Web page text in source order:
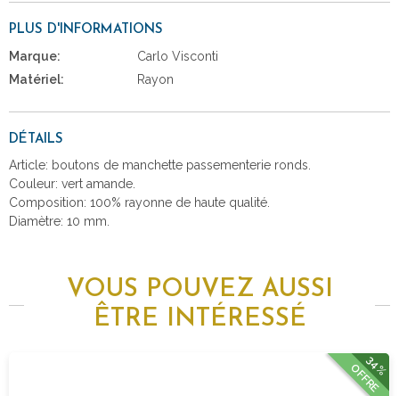
PLUS D'INFORMATIONS
Marque:
Carlo Visconti
Matériel:
Rayon
DÉTAILS
Article: boutons de manchette passementerie ronds.
Couleur: vert amande.
Composition: 100% rayonne de haute qualité.
Diamètre: 10 mm.
VOUS POUVEZ AUSSI
ÊTRE INTÉRESSÉ
34%
OFFRE